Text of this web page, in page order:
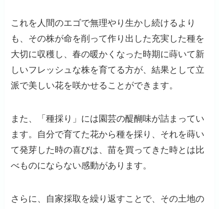
これを人間のエゴで無理やり生かし続けるより
も、その株が命を削って作り出した充実した種を
大切に収穫し、春の暖かくなった時期に蒔いて新
しいフレッシュな株を育てる方が、結果として立
派で美しい花を咲かせることができます。
また、「種採り」には園芸の醍醐味が詰まってい
ます。自分で育てた花から種を採り、それを蒔い
て発芽した時の喜びは、苗を買ってきた時とは比
べものにならない感動があります。
さらに、自家採取を繰り返すことで、その土地の